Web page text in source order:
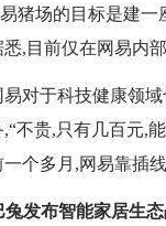
猪场的目标是建一
,目前仅在网易内
易对于科技健康领
不贵,只有几百元,
个多月,网易靠插
发布智能家居生